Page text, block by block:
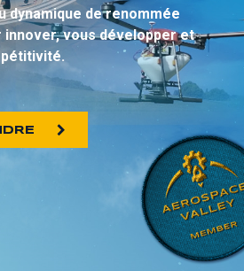
dynamique de renommée
vous développer et